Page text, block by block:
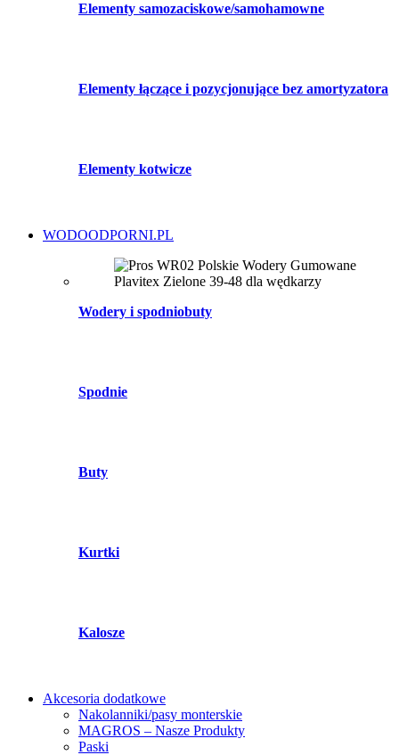
Elementy samozaciskowe/samohamowne
Elementy łączące i pozycjonujące bez amortyzatora
Elementy kotwicze
WODOODPORNI.PL
Wodery i spodniobuty
Spodnie
Buty
Kurtki
Kalosze
Akcesoria dodatkowe
Nakolanniki/pasy monterskie
MAGROS – Nasze Produkty
Paski